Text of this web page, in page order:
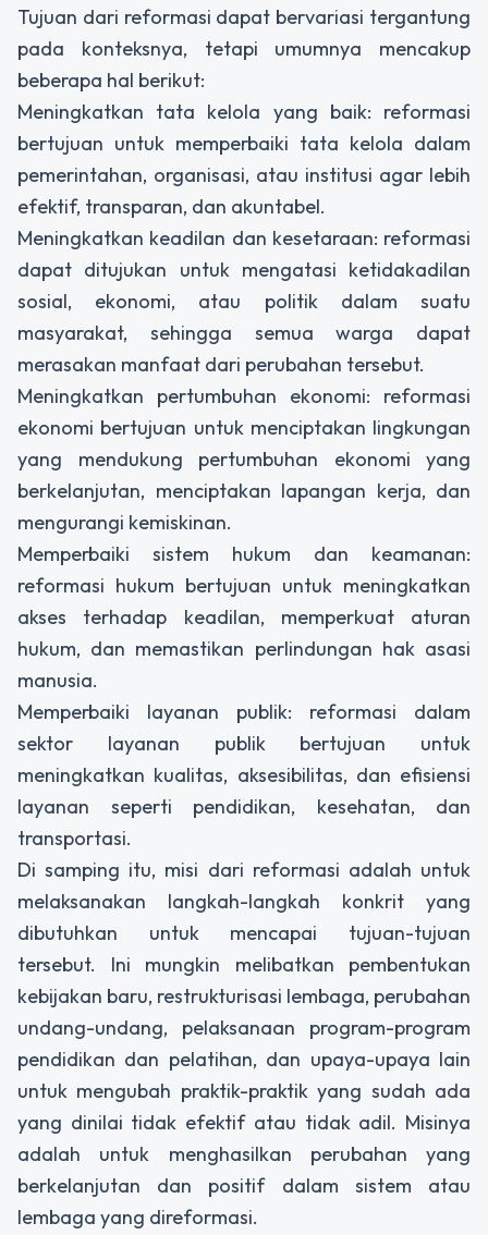
Tujuan dari reformasi dapat bervariasi tergantung
pada konteksnya, tetapi umumnya mencakup
beberapa hal berikut:
Meningkatkan tata kelola yang baik: reformasi
bertujuan untuk memperbaiki tata kelola dalam
pemerintahan, organisasi, atau institusi agar lebih
efektif, transparan, dan akuntabel.
Meningkatkan keadilan dan kesetaraan: reformasi
dapat ditujukan untuk mengatasi ketidakadilan
sosial, ekonomi, atau politik dalam suatu
masyarakat, sehingga semua warga dapat
merasakan manfaat dari perubahan tersebut.
Meningkatkan pertumbuhan ekonomi: reformasi
ekonomi bertujuan untuk menciptakan lingkungan
yang mendukung pertumbuhan ekonomi yang
berkelanjutan, menciptakan lapangan kerja, dan
mengurangi kemiskinan.
Memperbaiki sistem hukum dan keamanan:
reformasi hukum bertujuan untuk meningkatkan
akses terhadap keadilan, memperkuat aturan
hukum, dan memastikan perlindungan hak asasi
manusia.
Memperbaiki layanan publik: reformasi dalam
sektor layanan publik bertujuan untuk
meningkatkan kualitas, aksesibilitas, dan efisiensi
layanan seperti pendidikan, kesehatan, dan
transportasi.
Di samping itu, misi dari reformasi adalah untuk
melaksanakan langkah-langkah konkrit yang
dibutuhkan untuk mencapai tujuan-tujuan
tersebut. Ini mungkin melibatkan pembentukan
kebijakan baru, restrukturisasi lembaga, perubahan
undang-undang, pelaksanaan program-program
pendidikan dan pelatihan, dan upaya-upaya lain
untuk mengubah praktik-praktik yang sudah ada
yang dinilai tidak efektif atau tidak adil. Misinya
adalah untuk menghasilkan perubahan yang
berkelanjutan dan positif dalam sistem atau
lembaga yang direformasi.